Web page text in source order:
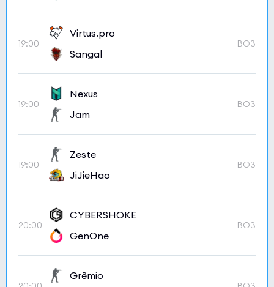
19:00
Virtus.pro
Sangal
BO3
19:00
Nexus
Jam
BO3
19:00
Zeste
JiJieHao
BO3
20:00
CYBERSHOKE
GenOne
BO3
Grêmio